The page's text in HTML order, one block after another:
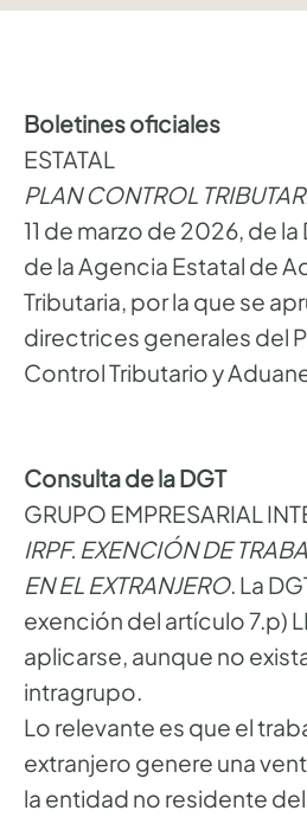
Boletines oficiales
ESTATAL
PLAN CONTROL
11 de marzo de 2026, de
de la Agencia Estatal de
Tributaria, por la que se
directrices generales del
Control Tributario y
Consulta de la DGT
GRUPO EMPRESARIAL
IRPF. EXENCIÓN DE
EN EL EXTRANJERO. La
exención del artículo 7.p)
aplicarse, aunque no
intragrupo.
Lo relevante es que el
extranjero genere una
la entidad no residente